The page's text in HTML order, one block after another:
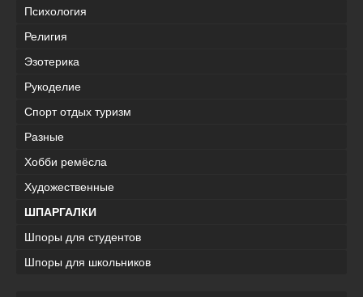
Психология
Религия
Эзотерика
Рукоделие
Спорт отдых туризм
Разные
Хобби ремёсла
Художественные
ШПАРГАЛКИ
Шпоры для студентов
Шпоры для школьников